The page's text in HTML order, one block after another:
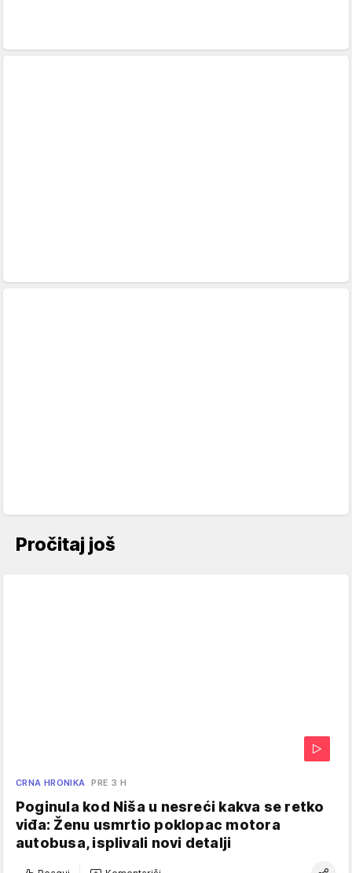
Pročitaj još
CRNA HRONIKA PRE 3 H
Poginula kod Niša u nesreći kakva se retko
viđa: Ženu usmrtio poklopac motora
autobusa, isplivali novi detalji